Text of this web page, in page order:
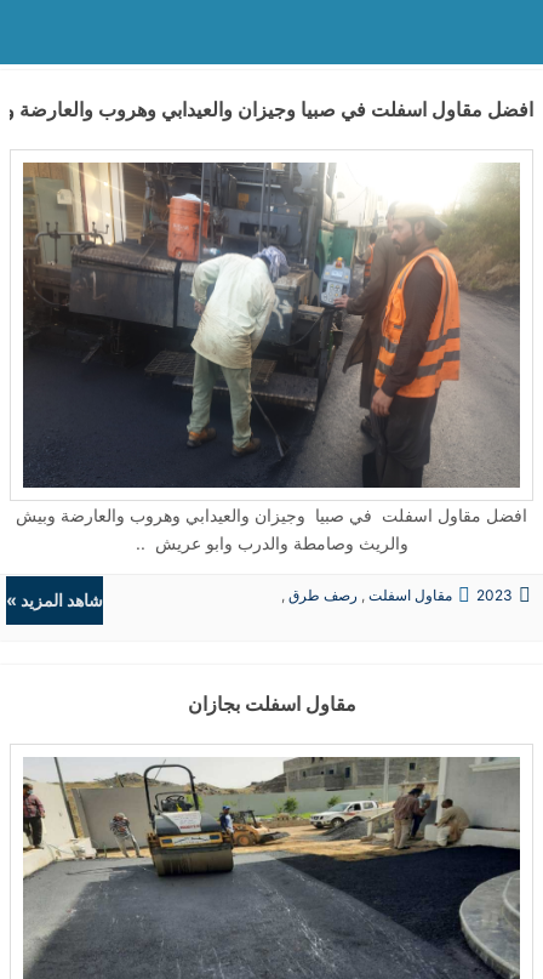
افضل مقاول اسفلت في صبيا وجيزان والعيدابي وهروب
افضل مقاول اسفلت في صبيا وجيزان والعيدابي وهروب والعارضة وبيش
والريث وصامطة والدرب وابو عريش ..
2023 مقاول اسفلت , رصف طرق ,
شاهد المزيد »
مقاول اسفلت بجازان